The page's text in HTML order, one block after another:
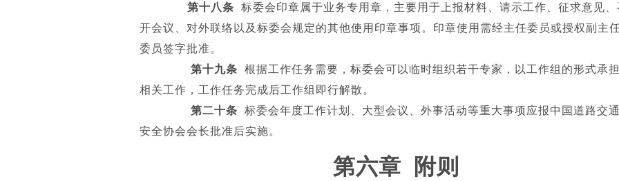
第十八条 标委会印章属于业务专用章，主要用于上报材料、请示工作、征求意见、
开会议、对外联络以及标委会规定的其他使用印章事项。印章使用需经主任委员或授权副主
委员签字批准。
第十九条 根据工作任务需要，标委会可以临时组织若干专家，以工作组的形式承
相关工作，工作任务完成后工作组即行解散。
第二十条 标委会年度工作计划、大型会议、外事活动等重大事项应报中国道路交
安全协会会长批准后实施。
第六章 附则